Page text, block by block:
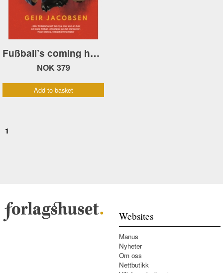
Fußball’s coming home! Historien om EM i fotball 2024
NOK 379
Add to basket
1
Websites
Manus
Nyheter
Om oss
Nettbutikk